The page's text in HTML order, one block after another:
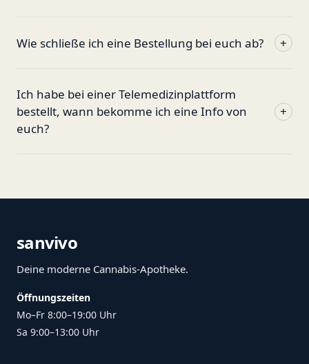
Wie schließe ich eine Bestellung bei euch ab? +
Ich habe bei einer Telemedizinplattform
bestellt, wann bekomme ich eine Info von
euch?
+
sanvivo
Deine moderne Cannabis-Apotheke.
Öffnungszeiten
Mo–Fr 8:00–19:00 Uhr
Sa 9:00–13:00 Uhr